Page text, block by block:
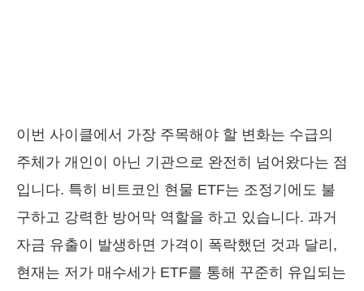
이번 사이클에서 가장 주목해야 할 변화는 수급의
주체가 개인이 아닌 기관으로 완전히 넘어왔다는 점
입니다. 특히 비트코인 현물 ETF는 조정기에도 불
구하고 강력한 방어막 역할을 하고 있습니다. 과거
자금 유출이 발생하면 가격이 폭락했던 것과 달리,
현재는 저가 매수세가 ETF를 통해 꾸준히 유입되는